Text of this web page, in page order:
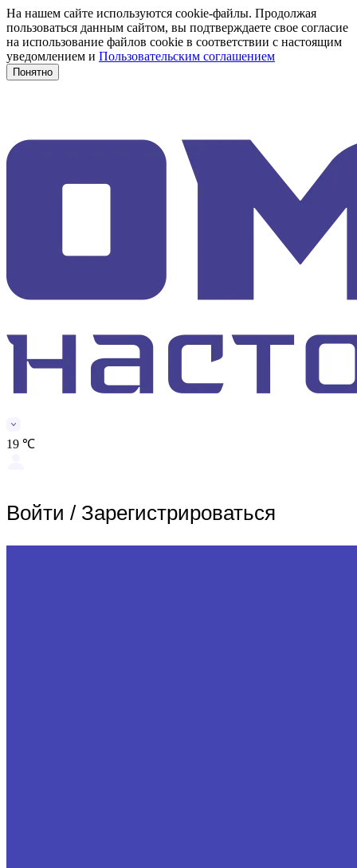
На нашем сайте используются cookie-файлы. Продолжая
пользоваться данным сайтом, вы подтверждаете свое согласие
на использование файлов cookie в соответствии с настоящим
уведомлением и Пользовательским соглашением
Понятно
19 ℃
Войти / Зарегистрироваться